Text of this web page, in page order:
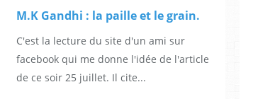
M.K Gandhi : la paille et le grain.
C'est la lecture du site d'un ami sur
facebook qui me donne l'idée de l'article
de ce soir 25 juillet. Il cite...